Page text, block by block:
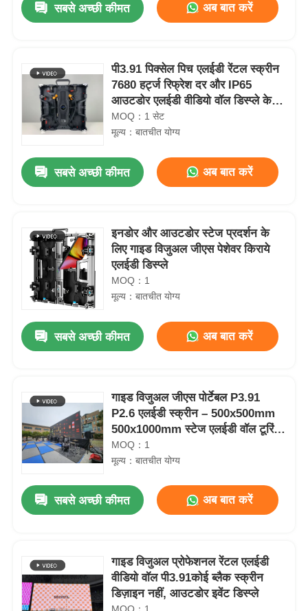
सबसे अच्छी कीमत अब बात करें
पी3.91 पिक्सेल पिच एलईडी रेंटल स्क्रीन
7680 हर्ट्ज रिफ्रेश दर और IP65
आउटडोर एलईडी वीडियो वॉल डिस्प्ले के
लिए वाटरप्रूफ के साथ
MOQ：1 सेट
मूल्य：बातचीत योग्य
सबसे अच्छी कीमत अब बात करें
इनडोर और आउटडोर स्टेज प्रदर्शन के
लिए गाइड विजुअल जीएस पेशेवर किराये
एलईडी डिस्प्ले
MOQ：1
मूल्य：बातचीत योग्य
सबसे अच्छी कीमत अब बात करें
गाइड विजुअल जीएस पोर्टेबल P3.91
P2.6 एलईडी स्क्रीन – 500x500mm
500x1000mm स्टेज एलईडी वॉल टूरिंग
शो और संगीत समारोहों के लिए
MOQ：1
मूल्य：बातचीत योग्य
सबसे अच्छी कीमत अब बात करें
गाइड विजुअल प्रोफेशनल रेंटल एलईडी
वीडियो वॉल पी3.91कोई ब्लैक स्क्रीन
डिज़ाइन नहीं, आउटडोर इवेंट डिस्प्ले
MOQ：1